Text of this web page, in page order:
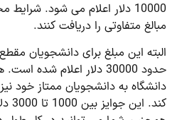
10000 دلار اعلام می شود.
مبالغ متفاوتی را دریافت کنند.
البته این مبلغ برای دانشجویان
حدود 30000 دلار اعلام
دانشگاه به دانشجویان ممتاز خود